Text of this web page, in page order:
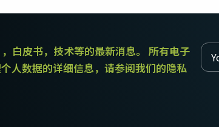
感器单色
CMOS传感器线阵扫描相机同时具备高
率和超快的扫描速度。分辨率最高可
三线彩色
对于不需要JAI的棱镜技术提供的超高色彩
精确度的应用，三线相机可以提供出色的
白皮书，技术等的最新消息。 所有电子
人数据的详细信息，请参阅我们的隐私